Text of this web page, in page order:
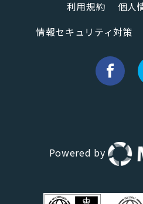
利用規約
個人
情報セキュリティ対策
Powered by